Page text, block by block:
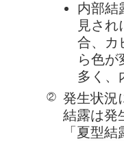
内部結
見さ
合、カ
ら色が
多く、
②
発生状況
結露は発
「夏型